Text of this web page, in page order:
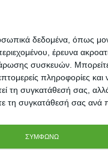
δεδομένα, όπως
έρευνα
συσκευών. Μπορείτε
πληροφορίες και
συγκατάθεσή σας, αλλά
τη συγκατάθεσή σας
ΣΥΜΦΩΝΩ